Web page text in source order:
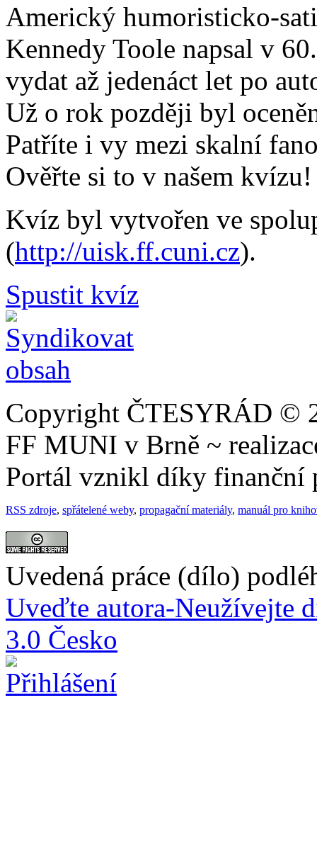
Americký humoristicko-
Kennedy Toole napsal v
vydat až jedenáct let po
Už o rok později byl
Patříte i vy mezi skalní
Ověřte si to v našem kvízu!
Kvíz byl vytvořen ve
(http://uisk.ff.cuni.cz).
Spustit kvíz
Copyright ČTESYRÁD ©
FF MUNI v Brně ~
Portál vznikl díky finanční
RSS zdroje, spřátelené weby, propagační materiály, manuál pro
Uvedená práce (dílo)
Uveďte autora-Neužívejte
3.0 Česko